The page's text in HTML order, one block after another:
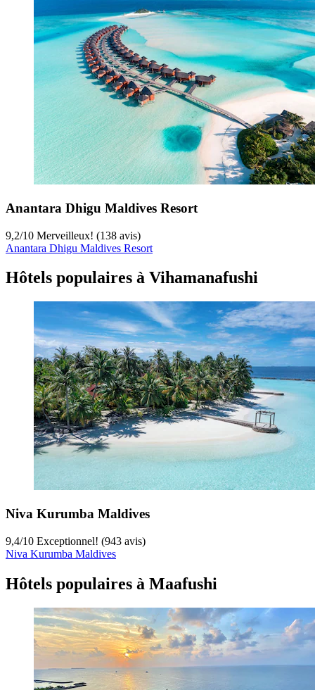
Anantara Dhigu Maldives Resort
9,2/10 Merveilleux! (138 avis)
Anantara Dhigu Maldives Resort
Hôtels populaires à Vihamanafushi
Niva Kurumba Maldives
9,4/10 Exceptionnel! (943 avis)
Niva Kurumba Maldives
Hôtels populaires à Maafushi